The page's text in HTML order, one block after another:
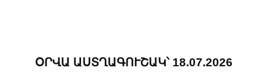
ՕՐՎԱ ԱՍՏՂԱԳՈՒՇԱԿ՝ 18.07.2026